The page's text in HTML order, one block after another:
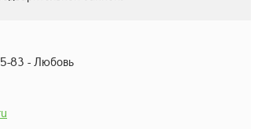
83 - Любовь